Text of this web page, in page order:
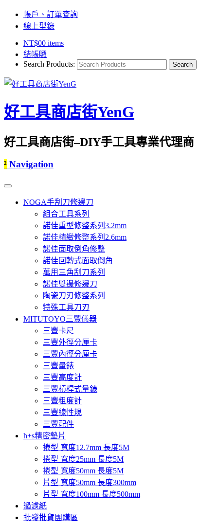
帳戶、訂單查詢
線上型錄
NT$00 items
結帳囉
Search Products:
好工具商店街YenG
好工具商店街–DIY手工具專業代理商
² Navigation
NOGA手刮刀修邊刀
組合工具系列
諾佳重型修整系列3.2mm
諾佳精緻修整系列2.6mm
諾佳面取倒角修整
諾佳回轉式面取倒角
萬用三角刮刀系列
諾佳雙邊修邊刀
陶瓷刀刃修整系列
特殊工具刀刃
MITUTOYO三豐儀器
三豐卡尺
三豐外徑分厘卡
三豐內徑分厘卡
三豐量錶
三豐高度計
三豐槓桿式量錶
三豐粗度計
三豐線性規
三豐配件
h+s精密墊片
捲型 寬度12.7mm 長度5M
捲型 寬度25mm 長度5M
捲型 寬度50mm 長度5M
片型 寬度50mm 長度300mm
片型 寬度100mm 長度500mm
過濾紙
批發批貨團購區